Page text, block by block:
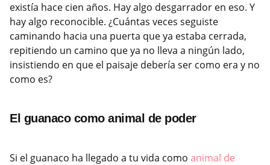
existía hace cien años. Hay algo desgarrador en eso. Y
hay algo reconocible. ¿Cuántas veces seguiste
caminando hacia una puerta que ya estaba cerrada,
repitiendo un camino que ya no lleva a ningún lado,
insistiendo en que el paisaje debería ser como era y no
como es?
El guanaco como animal de poder
Si el guanaco ha llegado a tu vida como animal de